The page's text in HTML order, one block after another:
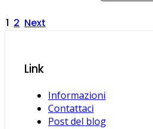
Posts
1 2 Next
Link
Informazioni
Contattaci
Post del blog